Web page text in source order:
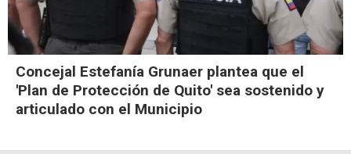
Concejal Estefanía Grunaer plantea que el
'Plan de Protección de Quito' sea sostenido y
articulado con el Municipio